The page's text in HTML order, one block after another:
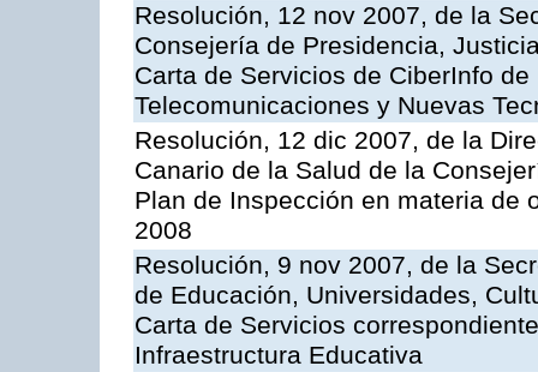
Resolución, 12 nov 2007, de la
Consejería de Presidencia,
Carta de Servicios de CiberInfo
Telecomunicaciones y Nuevas
Resolución, 12 dic 2007, de la
Canario de la Salud de la
Plan de Inspección en materia de
2008
Resolución, 9 nov 2007, de la
de Educación, Universidades,
Carta de Servicios
Infraestructura Educativa